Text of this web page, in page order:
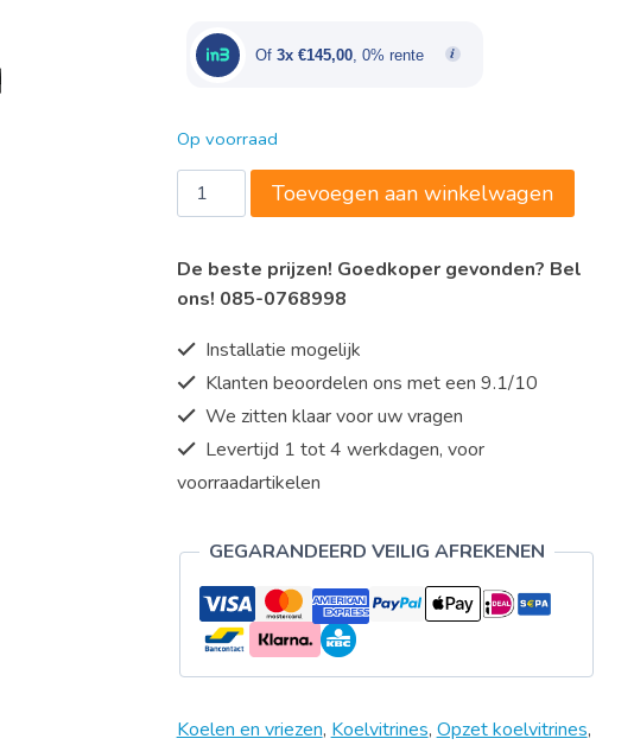
€725,00. €435,00.
Of 3x €145,00, 0% rente
Op voorraad
Saro
Koelvitrine
1600
S/S
Toevoegen aan winkelwagen
De beste prijzen! Goedkoper gevonden? Bel
ons! 085-0768998
Installatie mogelijk
Klanten beoordelen ons met een 9.1/10
We zitten klaar voor uw vragen
Levertijd 1 tot 4 werkdagen, voor
voorraadartikelen
GEGARANDEERD VEILIG AFREKENEN
Koelen en vriezen, Koelvitrines, Opzet koelvitrines,